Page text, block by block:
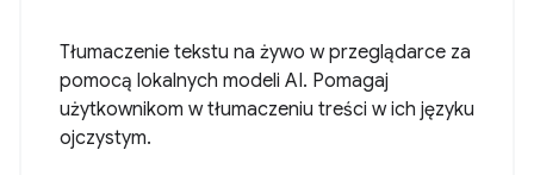
Tłumaczenie tekstu na żywo w przeglądarce za
pomocą lokalnych modeli AI. Pomagaj
użytkownikom w tłumaczeniu treści w ich języku
ojczystym.